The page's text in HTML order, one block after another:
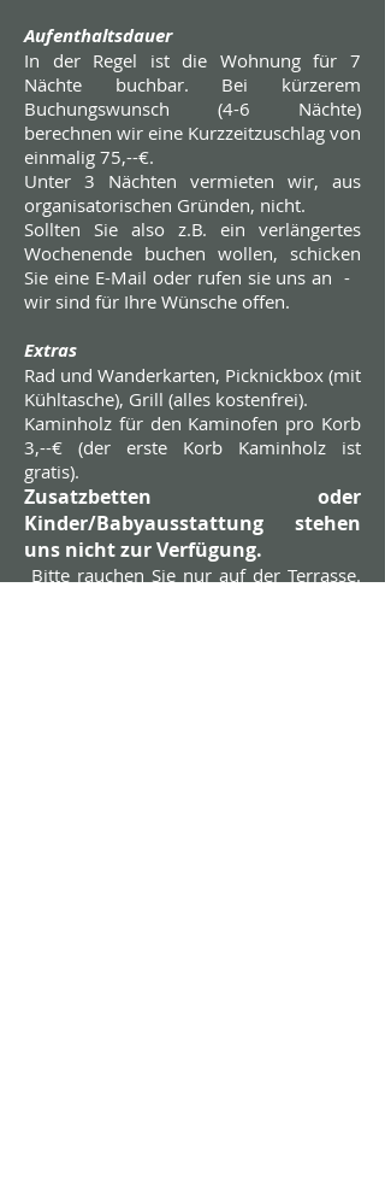
Aufenthaltsdauer
In der Regel ist die Wohnung für 7
Nächte buchbar. Bei kürzerem
Buchungswunsch (4-6 Nächte)
berechnen wir eine Kurzzeitzuschlag von
einmalig 75,--€.
Unter 3 Nächten vermieten wir, aus
organisatorischen Gründen, nicht.
Sollten Sie also z.B. ein verlängertes
Wochenende buchen wollen, schicken
Sie eine E-Mail oder rufen sie uns an -
wir sind für Ihre Wünsche offen.
Extras
Rad und Wanderkarten, Picknickbox (mit
Kühltasche), Grill (alles kostenfrei).
Kaminholz für den Kaminofen pro Korb
3,--€ (der erste Korb Kaminholz ist
gratis).
Zusatzbetten oder
Kinder/Babyausstattung stehen
uns nicht zur Verfügung.
Bitte rauchen Sie nur auf der Terrasse.